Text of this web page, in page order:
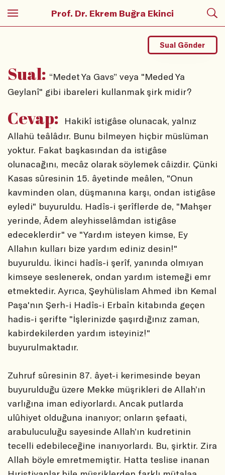
Prof. Dr. Ekrem Buğra Ekinci
Sual: “Medet Ya Gavs” veya "Meded Ya
Geylanî" gibi ibareleri kullanmak şirk midir?
Sual Gönder
Cevap:
Hakikî istigâse olunacak, yalnız
Allahü teâlâdır. Bunu bilmeyen hiçbir müslüman
yoktur. Fakat başkasından da istigâse
olunacağını, mecâz olarak söylemek câizdir. Çünki
Kasas sûresinin 15. âyetinde meâlen, "Onun
kavminden olan, düşmanına karşı, ondan istigâse
eyledi" buyuruldu. Hadîs-i şerîflerde de, "Mahşer
yerinde, Âdem aleyhisselâmdan istigâse
edeceklerdir" ve "Yardım isteyen kimse, Ey
Allahın kulları bize yardım ediniz desin!"
buyuruldu. İkinci hadîs-i şerîf, yanında olmıyan
kimseye seslenerek, ondan yardım istemeği emr
etmektedir. Ayrıca, Şeyhülislam Ahmed ibn Kemal
Paşa'nın Şerh-i Hadîs-i Erbaîn kitabında geçen
hadis-i şerifte "İşlerinizde şaşırdığınız zaman,
kabirdekilerden yardım isteyiniz!"
buyurulmaktadır.
Zuhruf sûresinin 87. âyet-i kerimesinde beyan
buyurulduğu üzere Mekke müşrikleri de Allah’ın
varlığına iman ediyorlardı. Ancak putlarda
ulûhiyet olduğuna inanıyor; onların şefaati,
arabuluculuğu sayesinde Allah’ın kudretinin
tecelli edebileceğine inanıyorlardı. Bu, şirktir. Zira
Allah böyle emretmemiştir. Hatta teslise inanan